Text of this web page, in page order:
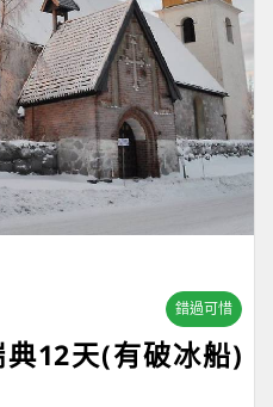
錯過可惜
12天(有破冰船)